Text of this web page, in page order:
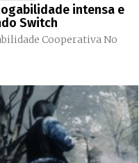
intensa e
Switch
Cooperativa No